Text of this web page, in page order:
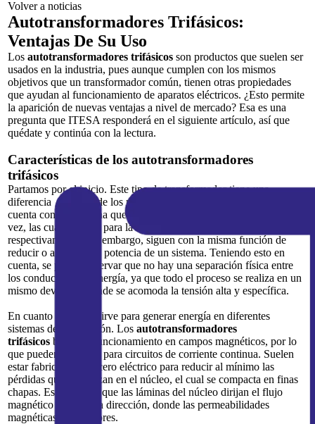
Volver a noticias
Autotransformadores Trifásicos:
Ventajas De Su Uso
Losautotransformadores trifásicosson productos que suelen ser
usados en la industria, pues aunque cumplen con los mismos
objetivos que un transformador común, tienen otras propiedades
que ayudan al funcionamiento de aparatos eléctricos. ¿Esto permite
la aparición de nuevas ventajas a nivel de mercado? Esa es una
pregunta que ITESA responderá en el siguiente artículo, así que
quédate y continúa con la lectura.
Características de los autotransformadores
trifásicos
Partamos por el inicio. Este tipo de transformador tiene una
diferencia marcada de los modelos convencionales, ya que solo
cuenta con una bobina que actúa como primaria y secundaria a la
vez, las cuales sirven para la entrada y salida de la energía eléctrica,
respectivamente. Sin embargo, siguen con la misma función de
reducir o aumentar la potencia de un sistema. Teniendo esto en
cuenta, se puede observar que no hay una separación física entre
los conductores de energía, ya que todo el proceso se realiza en un
mismo devanado donde se acomoda la tensión alta y específica.
En cuanto a su uso, sirve para generar energía en diferentes
sistemas de transmisión. Losautotransformadores
trifásicos basan su funcionamiento en campos magnéticos, por lo
que pueden ser útiles para circuitos de corriente continua. Suelen
estar fabricados de acero eléctrico para reducir al mínimo las
pérdidas que se realizan en el núcleo, el cual se compacta en finas
chapas. Esto permite que las láminas del núcleo dirijan el flujo
magnético a la misma dirección, donde las permeabilidades
magnéticas son mayores.